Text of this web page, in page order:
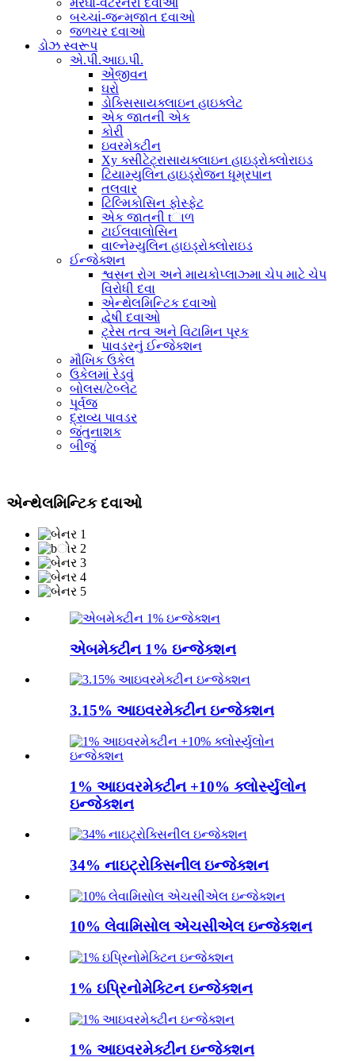
બચ્ચાં-જન્મજાત દવાઓ
જળચર દવાઓ
ડોઝ સ્વરૂપ
એ.પી.આઇ.પી.
એંજીવન
ઘરો
ડોક્સિસાયક્લાઇન હાઇક્લેટ
એક જાતની એક
કોરી
ઇવરમેક્ટીન
Xy ક્સીટેટ્રાસાયક્લાઇન હાઇડ્રોક્લોરાઇડ
ટિયામ્યુલિન હાઇડ્રોજન ધૂમ્રપાન
તલવાર
ટિલ્મિકોસિન ફોસ્ફેટ
એક જાતની tાળ
ટાઈલવાલોસિન
વાલ્નેમ્યુલિન હાઇડ્રોક્લોરાઇડ
ઈન્જેક્શન
શ્વસન રોગ અને માયકોપ્લાઝ્મા ચેપ માટે ચેપ
વિરોધી દવા
એન્થેલમિન્ટિક દવાઓ
દ્વેષી દવાઓ
ટ્રેસ તત્વ અને વિટામિન પૂરક
પાવડરનું ઈન્જેક્શન
મૌખિક ઉકેલ
ઉકેલમાં રેડવું
બોલસ/ટેબ્લેટ
પૂર્વજ
દ્રાવ્ય પાવડર
જંતુનાશક
બીજું
એન્થેલમિન્ટિક દવાઓ
એબમેક્ટીન 1% ઇન્જેક્શન
3.15% આઇવરમેક્ટીન ઇન્જેક્શન
1% આઇવરમેક્ટીન +10% ક્લોર્સ્યુલોન
ઇન્જેક્શન
34% નાઇટ્રોક્સિનીલ ઇન્જેક્શન
10% લેવામિસોલ એચસીએલ ઇન્જેક્શન
1% ઇપ્રિનોમેક્ટિન ઇન્જેક્શન
1% આઇવરમેક્ટીન ઇન્જેક્શન